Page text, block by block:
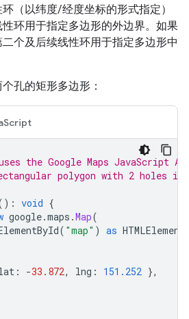
（以纬度/经度坐标的形式指定）
环用于指定多边形的外边界。如果
个及后续线性环用于指定多边形中
孔的矩形多边形：
the Google Maps JavaScript
polygon with 2 holes
: void {
google.maps .Map(
( "map" ) as HTMLElement
: -33.872, lng : 151.252 },